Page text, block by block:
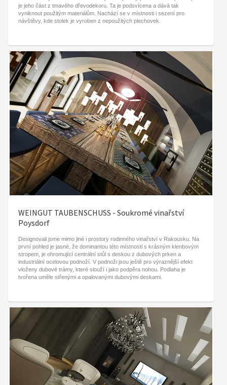
je jeho část z tmavého dřevodekoru. Ta je podsvícena a dává tak
vyniknout použitým materiálům. Nachází se v místnosti i sezení pro
návštěvy, kde stolek je vyroben z nepoužitých plechovek.
WEINGUT TAUBENSCHUSS - Soukromé vinařství
Poysdorf
Designovali jsme mimo jiné i prostory rodinného vinařství v Rakousku. Na
první pohled je jasné, že dominantou této místnosti s krásným klenbovým
stropem, je ohromující centrální stůl s deskou z dubových prken a
industriální ocelovou podnoží. V podnoži jsou ještě pro výraznější efekt
vloženy dubové trámy, které slouží i jako podpěra nohou. Podlaha je
tvořena uměle střenými a opalovanými dubovými deskami.